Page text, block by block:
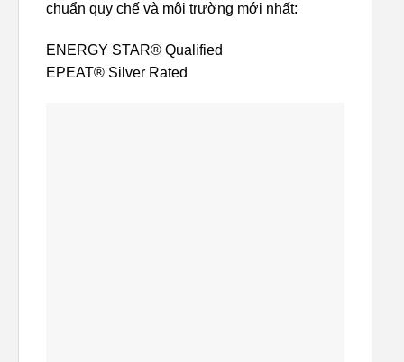
chuẩn quy chế và môi trường mới nhất:
ENERGY STAR® Qualified
EPEAT® Silver Rated